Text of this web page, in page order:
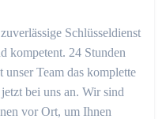
Schlüsseldienst
kompetent. 24 Stunden
unser Team das komplette
bei uns an. Wir sind
vor Ort, um Ihnen